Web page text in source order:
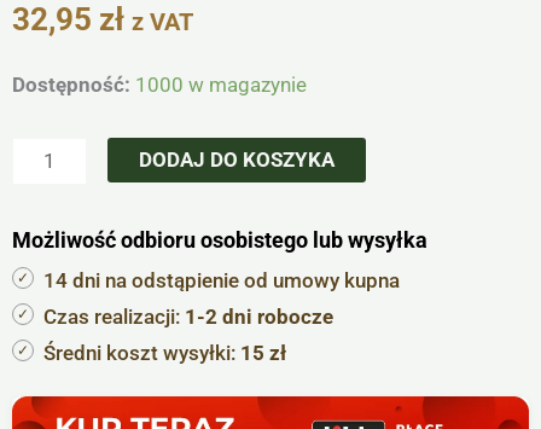
32,95 zł z VAT
Dostępność: 1000 w magazynie
ilość
fotel
ogrodowy
ONTARIO
45×45
-
DODAJ DO KOSZYKA
Możliwość odbioru osobistego lub wysyłka
14 dni na odstąpienie od umowy kupna
Czas realizacji: 1-2 dni robocze
Średni koszt wysyłki: 15 zł